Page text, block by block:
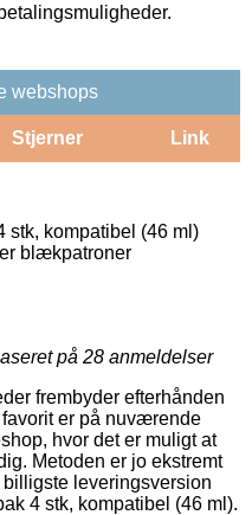
webshops
Stjerner Link
stk, kompatibel (46 ml)
blækpatroner
på 28 anmeldelser
frembyder efterhånden
er på nuværende
hvor det er muligt at
Metoden er jo ekstremt
leveringsversion
4 stk, kompatibel (46 ml).